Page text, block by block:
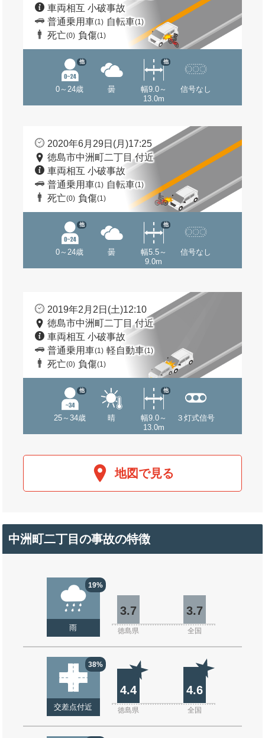
車両相互 小破事故
普通乗用車(1) 自転車(1)
死亡(0) 負傷(1)
0～24歳
他
曇
幅9.0～
13.0m
他
信号なし
2020年6月29日(月)17:25
徳島市中洲町二丁目 付近
車両相互 小破事故
普通乗用車(1) 自転車(1)
死亡(0) 負傷(1)
0～24歳
他
曇
幅5.5～
9.0m
他
信号なし
2019年2月2日(土)12:10
徳島市中洲町二丁目 付近
車両相互 小破事故
普通乗用車(1) 軽自動車(1)
死亡(0) 負傷(1)
25～34歳
他
晴
幅9.0～
13.0m
他
３灯式信号
地図で見る
中洲町二丁目の事故の特徴
19%
雨
3.7 3.7
徳島県 全国
38%
交差点付近
4.4 4.6
徳島県 全国